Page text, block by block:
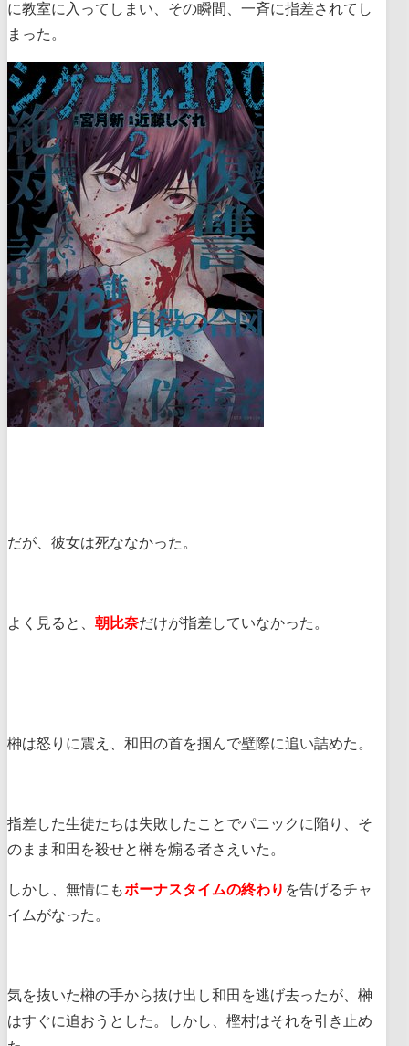
に教室に入ってしまい、その瞬間、一斉に指差されてし
まった。
だが、彼女は死ななかった。
よく見ると、 朝比奈だけが指差していなかった。
榊は怒りに震え、和田の首を掴んで壁際に追い詰めた。
指差した生徒たちは失敗したことでパニックに陥り、そ
のまま和田を殺せと榊を煽る者さえいた。
しかし、無情にもボーナスタイムの終わり を告げるチャ
イムがなった。
気を抜いた榊の手から抜け出し和田を逃げ去ったが、榊
はすぐに追おうとした。しかし、樫村はそれを引き止め